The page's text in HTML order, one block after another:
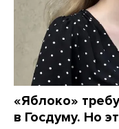
«Яблоко»
в Госдуму. Но